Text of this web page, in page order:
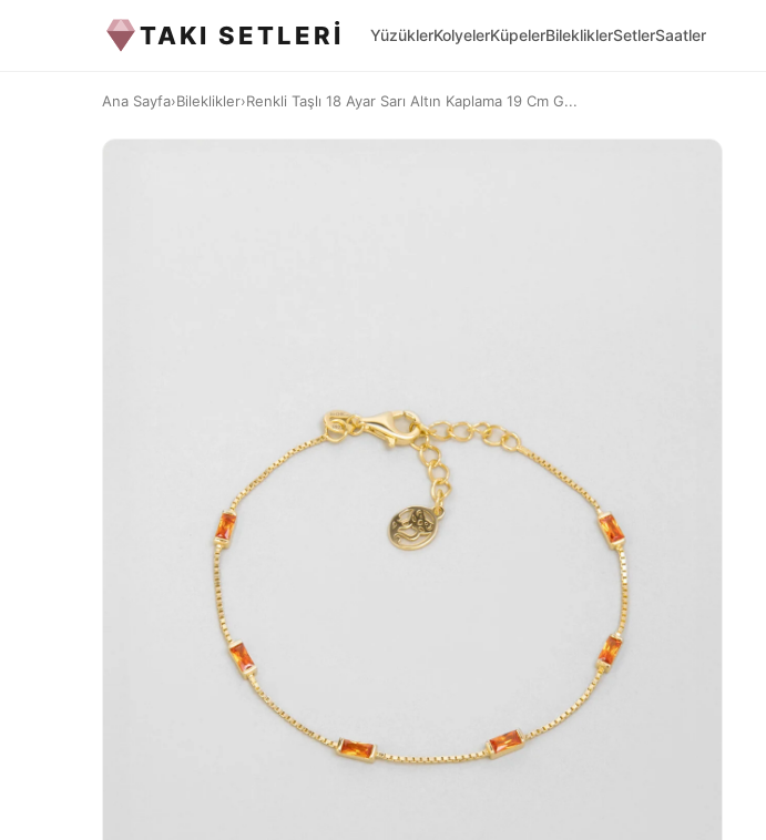
TAKI SETLERİ YüzüklerKolyelerKüpelerBilekliklerSetlerSaatler
Ana Sayfa›Bileklikler›Renkli Taşlı 18 Ayar Sarı Altın Kaplama 19 Cm G...